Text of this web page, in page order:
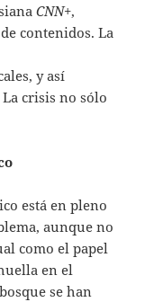
CNN+,
contenidos. La
y así
crisis no sólo
está en pleno
aunque no
como el papel
en el
se han